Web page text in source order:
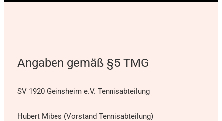
Angaben gemäß §5 TMG
SV 1920 Geinsheim e.V. Tennisabteilung
Hubert Mibes (Vorstand Tennisabteilung)